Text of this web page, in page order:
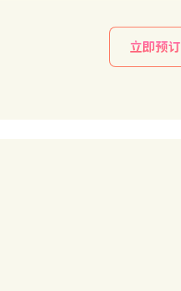
立即预订